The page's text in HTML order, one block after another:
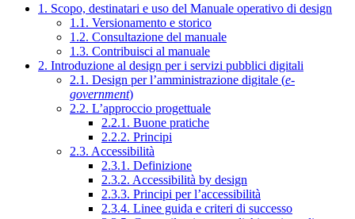
1. Scopo, destinatari e uso del Manuale operativo di design
1.1. Versionamento e storico
1.2. Consultazione del manuale
1.3. Contribuisci al manuale
2. Introduzione al design per i servizi pubblici digitali
2.1. Design per l’amministrazione digitale (e-
government)
2.2. L’approccio progettuale
2.2.1. Buone pratiche
2.2.2. Principi
2.3. Accessibilità
2.3.1. Definizione
2.3.2. Accessibilità by design
2.3.3. Principi per l’accessibilità
2.3.4. Linee guida e criteri di successo